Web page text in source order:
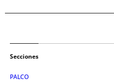
Secciones
PALCO